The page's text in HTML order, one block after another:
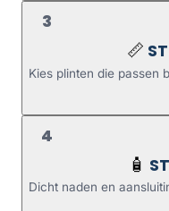
3
📏
Kies plinten die passen
4
🧴
Dicht naden en